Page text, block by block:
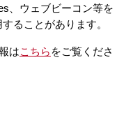
、ウェブビーコン等を
ることがあります。
はこちら をご覧くださ